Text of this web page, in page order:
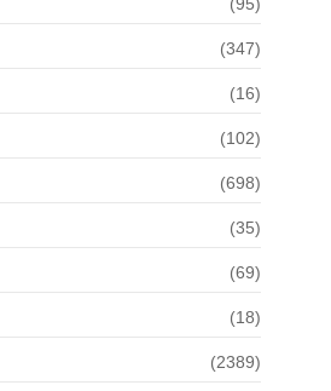
(347)
(16)
(102)
(698)
(35)
(69)
(18)
(2389)